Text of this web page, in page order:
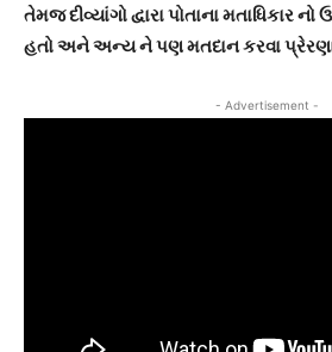
તેમજ દીવ્યાંગો દ્વારા પોતાના મતાધિકાર
હતો અને અન્ય ને પણ મતદાન કરવા
- Advertisement -